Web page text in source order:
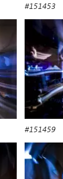
#151453
#151459